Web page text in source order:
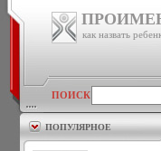
как назвать
ПОИСК
ПОПУЛЯРНОЕ